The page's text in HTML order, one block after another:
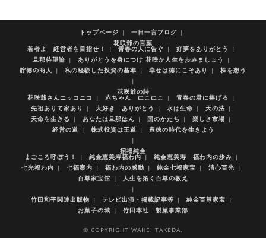
トップページ
一日一言ブログ
花咲爺の言葉
若者よ 経営者を目指せ！ 青春の人に告ぐ
好夢をありがとう
旦那待望論
ありがとうを身につけ 花咲か人生を歩みましょう
貯徳の商人
私の経験した投資の基準 幸せは徳にこそあり 株を想う
花咲爺の詩
花咲爺さんニッコニコ 赤ちゃん にこにこ
青春の君に捧げる
先祖ありて家あり
大好き ありがとう 水は生命
天の法
天命を生きる
あなたは旦那はん 国のかたち
楽しき市場
経営の道
株式投資は王道 豊徳の時代を生きよう
招福純金
まごころ呼ぼう！ 純金恵美寿福わ内
純金恵美寿 福わ内の歩み
七光福わ内
七福案内 福わ内の感動 純金七福家宝
清心百光
百尊家宝館
人生を拓く百尊の教え
竹田和平関連出版物 テレビ出演・掲載記事等
純金百尊家宝
お菓子の城
竹田本社 製菓事業部
© COPYRIGHT WAHEI TAKEDA.